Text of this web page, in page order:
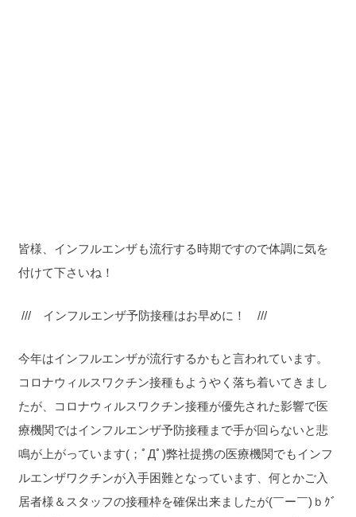
皆様、インフルエンザも流行する時期ですので体調に気を
付けて下さいね！
/// インフルエンザ予防接種はお早めに！ ///
今年はインフルエンザが流行するかもと言われています。
コロナウィルスワクチン接種もようやく落ち着いてきまし
たが、コロナウィルスワクチン接種が優先された影響で医
療機関ではインフルエンザ予防接種まで手が回らないと悲
鳴が上がっています(；ﾟДﾟ)弊社提携の医療機関でもインフ
ルエンザワクチンが入手困難となっています、何とかご入
居者様＆スタッフの接種枠を確保出来ましたが(￣ー￣)ｂｸﾞ